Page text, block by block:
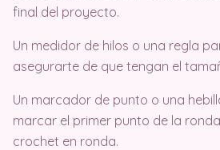
final del proyecto.
Un medidor de hilos o una regla
asegurarte de que tengan el
Un marcador de punto o una
marcar el primer punto de la
crochet en ronda.